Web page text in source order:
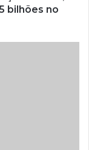
bilhões no